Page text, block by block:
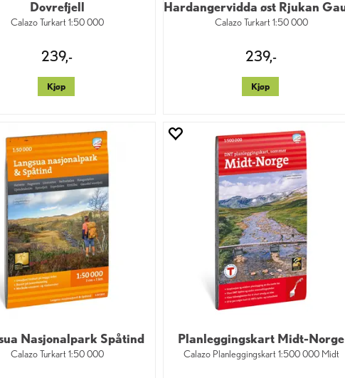
Dovrefjell
Calazo Turkart 1:50 000
239,-
Kjøp
Calazo Turkart 1:50 000
239,-
Kjøp
Nasjonalpark Spåtind
Calazo Turkart 1:50 000
Planleggingskart Midt-Norge
Calazo Planleggingskart 1:500 000 Midt